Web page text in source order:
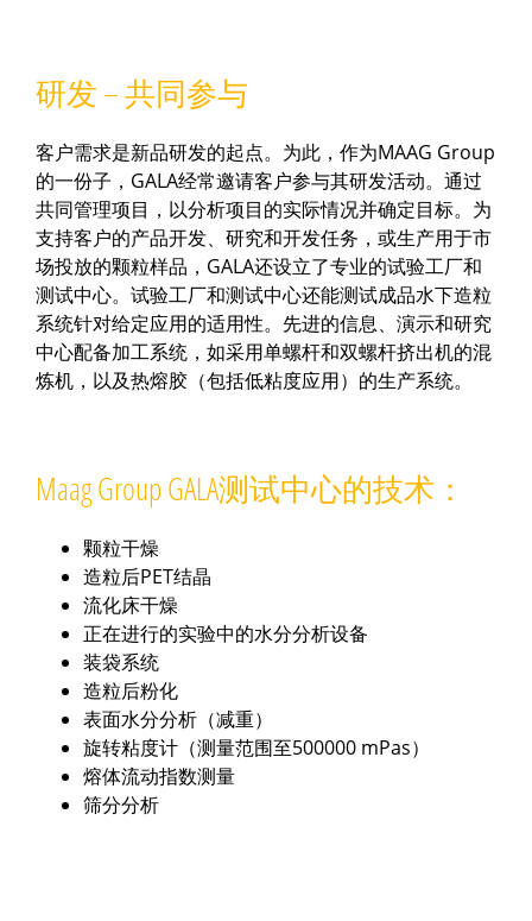
研发 – 共同参与
客户需求是新品研发的起点。为此，作为MAAG Group
的一份子，GALA经常邀请客户参与其研发活动。通过
共同管理项目，以分析项目的实际情况并确定目标。为
支持客户的产品开发、研究和开发任务，或生产用于市
场投放的颗粒样品，GALA还设立了专业的试验工厂和
测试中心。试验工厂和测试中心还能测试成品水下造粒
系统针对给定应用的适用性。先进的信息、演示和研究
中心配备加工系统，如采用单螺杆和双螺杆挤出机的混
炼机，以及热熔胶（包括低粘度应用）的生产系统。
Maag Group GALA测试中心的技术：
颗粒干燥
造粒后PET结晶
流化床干燥
正在进行的实验中的水分分析设备
装袋系统
造粒后粉化
表面水分分析（减重）
旋转粘度计（测量范围至500000 mPas）
熔体流动指数测量
筛分分析